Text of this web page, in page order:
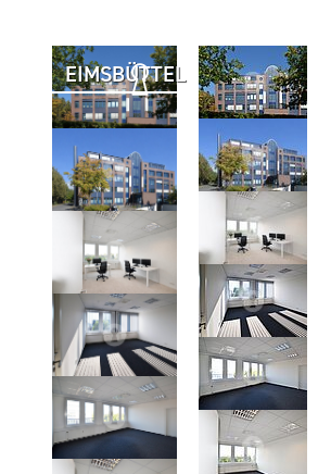
EIMSBÜTTEL